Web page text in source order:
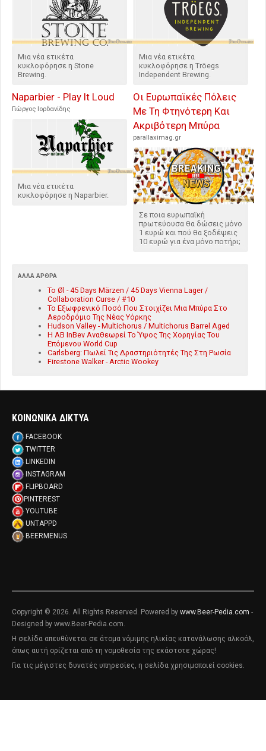
Μια νέα ετικέτα
κυκλοφόρησε η Stone
Brewing.
Μια νέα ετικέτα
κυκλοφόρησε η Tröegs
Independent Brewing.
Naparbier - Play It Loud
Γιώργος Ιορδανίδης
Μια νέα ετικέτα
κυκλοφόρησε η Naparbier.
Οι Ευρωπαϊκές Πόλεις
Με Τη Φτηνότερη Και
Ακριβότερη Μπύρα
parallaximag.gr
Σε ποια ευρωπαϊκή
πρωτεύουσα θα δώσεις μόνο
1 ευρώ και πού θα ξοδέψεις
10 ευρώ για ένα μόνο ποτήρι;
ΆΛΛΑ ΆΡΘΡΑ
To Øl - 45 Days Märzen / 45 Days Vienna Lager /
Collaboration Curse / #10
Το Εξωφρενικό Ποσό Που Στοιχίζει Μια Μπύρα Στο
Αεροδρόμιο Της Νέας Υόρκης
Hudson Valley - Multichorus / Multichorus Barrel Aged
Η AB InBev Αναθεωρεί Το Ύψος Της Χορηγίας Του
Επόμενου World Cup
Carlsberg: Πωλεί Τις Δραστηριότητές Της Στη Ρωσία
Firestone Walker - Arctic Wookey
ΚΟΙΝΩΝΙΚΑ ΔΙΚΤΥΑ
FACEBOOK
TWITTER
LINKEDIN
INSTAGRAM
FLIPBOARD
PINTEREST
YOUTUBE
UNTAPPD
BEERMENUS
Copyright © 2026. All Rights Reserved. Powered by www.Beer-Pedia.com -
Designed by www.Beer-Pedia.com.
Η σελίδα απευθύνεται σε άτομα νόμιμης ηλικίας κατανάλωσης αλκοόλ,
όπως αυτή ορίζεται από τη νομοθεσία της εκάστοτε χώρας!
Για τις μέγιστες δυνατές υπηρεσίες, η σελίδα χρησιμοποιεί cookies.